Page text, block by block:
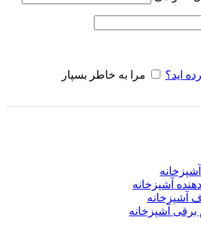
اید؟ مرا به خاطر بسپار
آشپزخانه
آشپزخانه
آشپزخانه
برقی آشپزخانه